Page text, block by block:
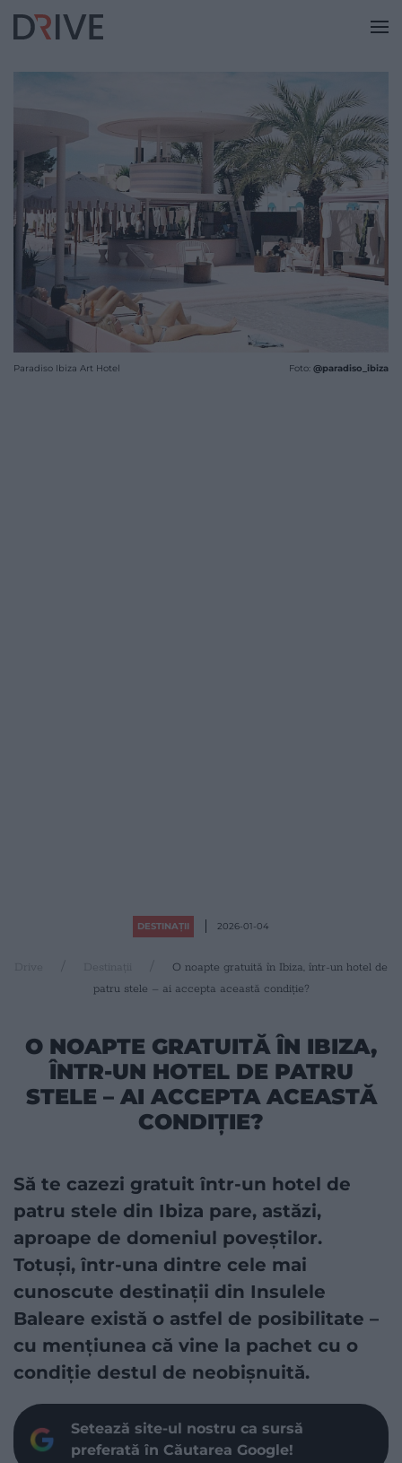
Paradiso Ibiza Art Hotel Foto: @paradiso_ibiza
DESTINAȚII 2026-01-04
Drive
O noapte gratuită în Ibiza, într-un hotel de
patru stele – ai accepta această condiție?
O NOAPTE GRATUITĂ ÎN IBIZA,
ÎNTR-UN HOTEL DE PATRU
STELE – AI ACCEPTA ACEASTĂ
CONDIȚIE?
Să te cazezi gratuit într-un hotel de
patru stele din Ibiza pare, astăzi,
aproape de domeniul poveștilor.
Totuși, într-una dintre cele mai
cunoscute destinații din Insulele
Baleare există o astfel de posibilitate –
cu mențiunea că vine la pachet cu o
condiție destul de neobișnuită.
Setează site-ul nostru ca sursă
preferată în Căutarea Google!